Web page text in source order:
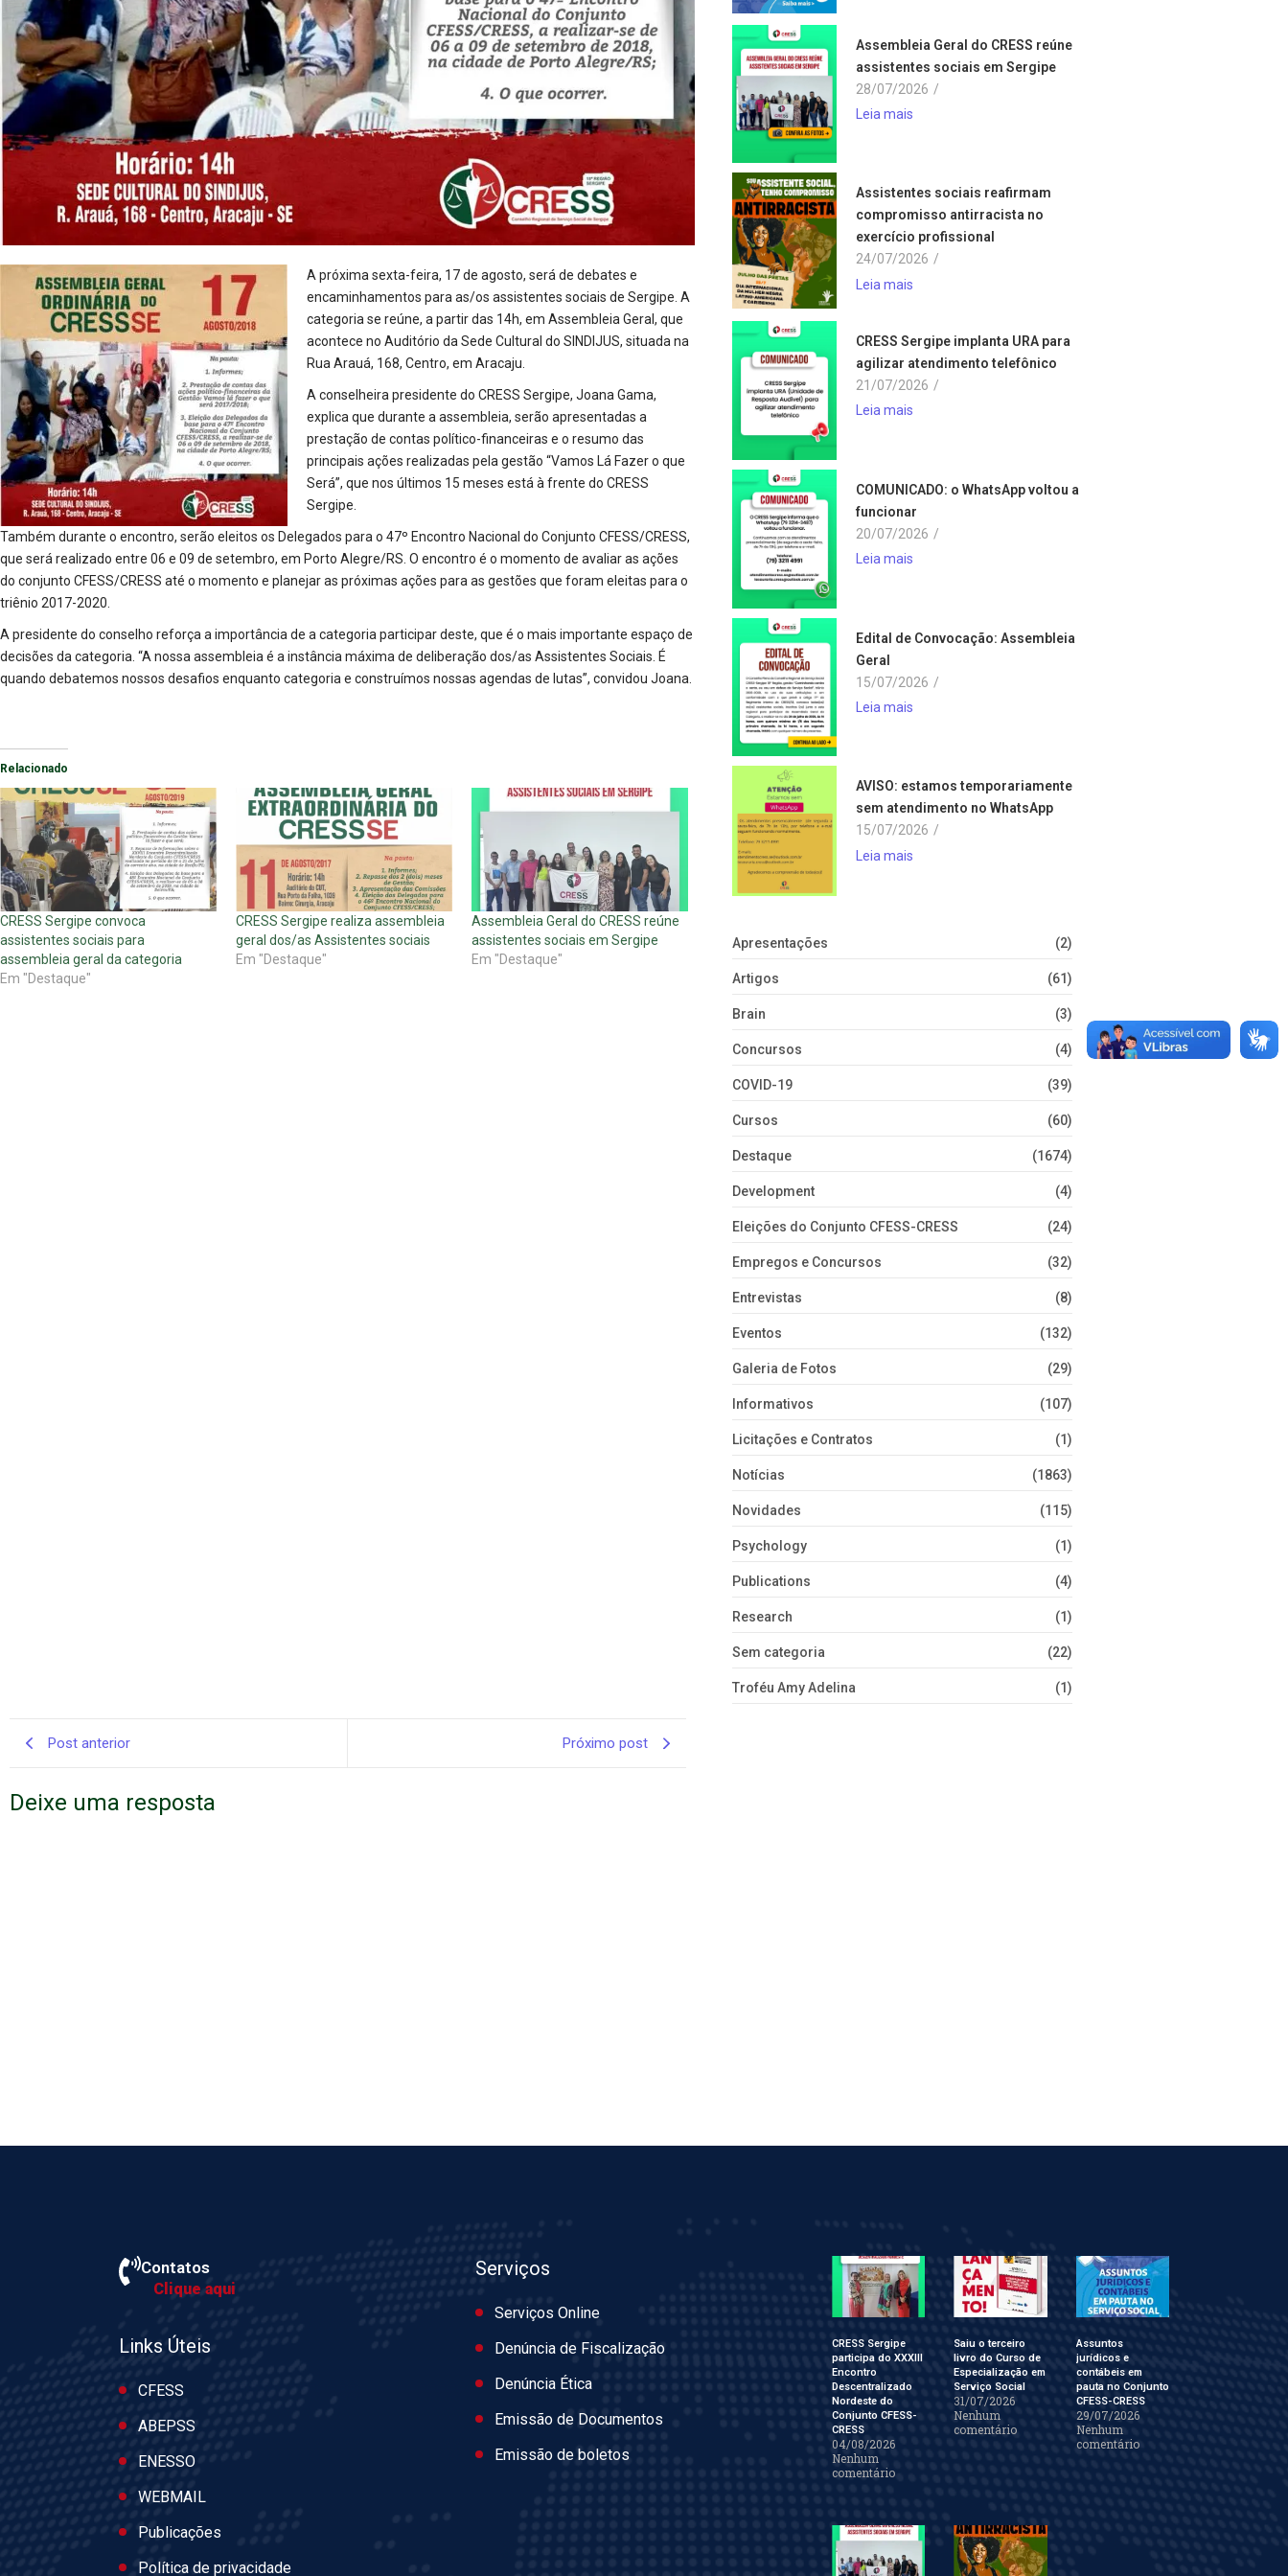
A próxima sexta-feira, 17 de agosto, será de debates e
encaminhamentos para as/os assistentes sociais de Sergipe. A
categoria se reúne, a partir das 14h, em Assembleia Geral, que
acontece no Auditório da Sede Cultural do SINDIJUS, situada na
Rua Arauá, 168, Centro, em Aracaju.
A conselheira presidente do CRESS Sergipe, Joana Gama,
explica que durante a assembleia, serão apresentadas a
prestação de contas político-financeiras e o resumo das
principais ações realizadas pela gestão “Vamos Lá Fazer o que
Será”, que nos últimos 15 meses está à frente do CRESS
Sergipe.
Também durante o encontro, serão eleitos os Delegados para o 47º Encontro Nacional do Conjunto CFESS/CRESS,
que será realizado entre 06 e 09 de setembro, em Porto Alegre/RS. O encontro é o momento de avaliar as ações
do conjunto CFESS/CRESS até o momento e planejar as próximas ações para as gestões que foram eleitas para o
triênio 2017-2020.
A presidente do conselho reforça a importância de a categoria participar deste, que é o mais importante espaço de
decisões da categoria. “A nossa assembleia é a instância máxima de deliberação dos/as Assistentes Sociais. É
quando debatemos nossos desafios enquanto categoria e construímos nossas agendas de lutas”, convidou Joana.
Relacionado
CRESS Sergipe convoca
assistentes sociais para
assembleia geral da categoria
Em "Destaque"
CRESS Sergipe realiza assembleia
geral dos/as Assistentes sociais
Em "Destaque"
Assembleia Geral do CRESS reúne
assistentes sociais em Sergipe
Em "Destaque"
Assembleia Geral do CRESS reúne
assistentes sociais em Sergipe
28/07/2026 /
Leia mais
Assistentes sociais reafirmam
compromisso antirracista no
exercício profissional
24/07/2026 /
Leia mais
CRESS Sergipe implanta URA para
agilizar atendimento telefônico
21/07/2026 /
Leia mais
COMUNICADO: o WhatsApp voltou a
funcionar
20/07/2026 /
Leia mais
Edital de Convocação: Assembleia
Geral
15/07/2026 /
Leia mais
AVISO: estamos temporariamente
sem atendimento no WhatsApp
15/07/2026 /
Leia mais
Apresentações (2)
Artigos (61)
Brain (3)
Concursos (4)
COVID-19 (39)
Cursos (60)
Destaque (1674)
Development (4)
Eleições do Conjunto CFESS-CRESS (24)
Empregos e Concursos (32)
Entrevistas (8)
Eventos (132)
Galeria de Fotos (29)
Informativos (107)
Licitações e Contratos (1)
Notícias (1863)
Novidades (115)
Psychology (1)
Publications (4)
Research (1)
Sem categoria (22)
Troféu Amy Adelina (1)
Post anterior Próximo post
Deixe uma resposta
Contatos
Clique aqui
Links Úteis
CFESS
ABEPSS
ENESSO
WEBMAIL
Publicações
Política de privacidade
Serviços
Serviços Online
Denúncia de Fiscalização
Denúncia Ética
Emissão de Documentos
Emissão de boletos
CRESS Sergipe
participa do XXXIII
Encontro
Descentralizado
Nordeste do
Conjunto CFESS-
CRESS
04/08/2026
Nenhum
comentário
Saiu o terceiro
livro do Curso de
Especialização em
Serviço Social
31/07/2026
Nenhum
comentário
Assuntos
jurídicos e
contábeis em
pauta no Conjunto
CFESS-CRESS
29/07/2026
Nenhum
comentário